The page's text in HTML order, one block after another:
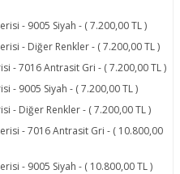
- 9005 Siyah - ( 7.200,00 TL )
- Diğer Renkler - ( 7.200,00 TL )
- 7016 Antrasit Gri - ( 7.200,00 TL )
- 9005 Siyah - ( 7.200,00 TL )
- Diğer Renkler - ( 7.200,00 TL )
- 7016 Antrasit Gri - ( 10.800,00
- 9005 Siyah - ( 10.800,00 TL )